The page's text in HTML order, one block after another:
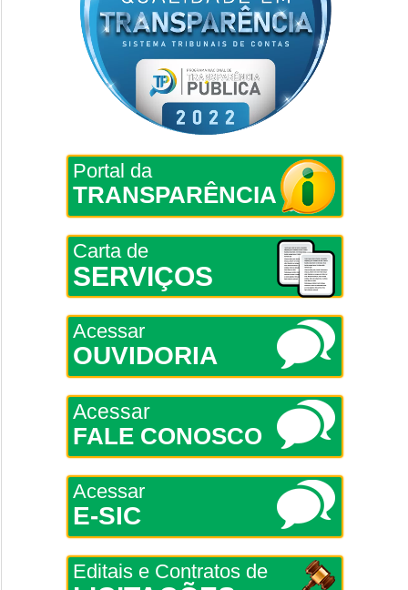
Portal da
TRANSPARÊNCIA
Carta de
SERVIÇOS
Acessar
OUVIDORIA
Acessar
FALE CONOSCO
Acessar
E-SIC
Editais e Contratos de